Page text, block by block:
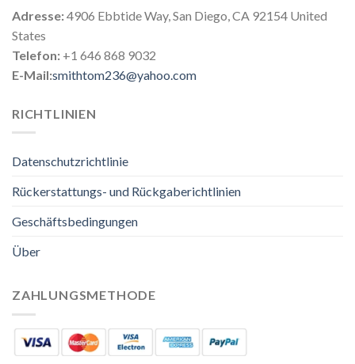
Adresse:4906 Ebbtide Way, San Diego, CA 92154 United
States
Telefon: +1 646 868 9032
E-Mail:smithtom236@yahoo.com
RICHTLINIEN
Datenschutzrichtlinie
Rückerstattungs- und Rückgaberichtlinien
Geschäftsbedingungen
Über
ZAHLUNGSMETHODE